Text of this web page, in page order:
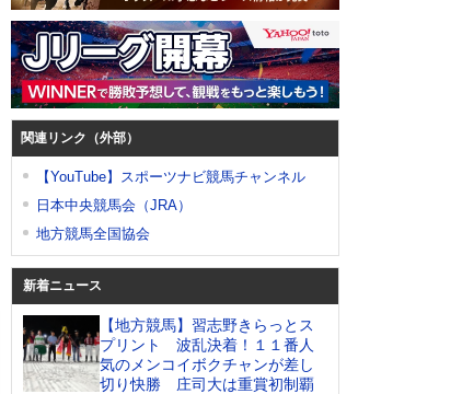
関連リンク（外部）
【YouTube】スポーツナビ競馬チャンネル
日本中央競馬会（JRA）
地方競馬全国協会
新着ニュース
【地方競馬】習志野きらっとス
プリント 波乱決着！１１番人
気のメンコイボクチャンが差し
切り快勝 庄司大は重賞初制覇